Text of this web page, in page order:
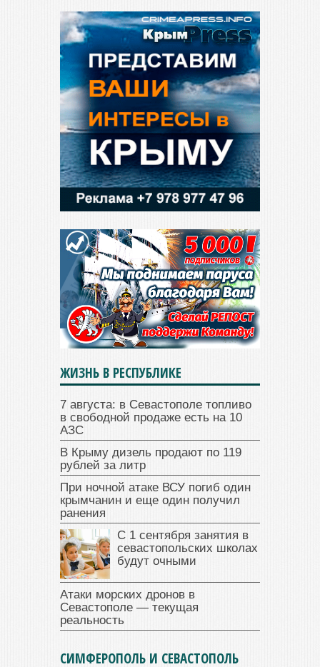
ЖИЗНЬ В РЕСПУБЛИКЕ
7 августа: в Севастополе топливо
в свободной продаже есть на 10
АЗС
В Крыму дизель продают по 119
рублей за литр
При ночной атаке ВСУ погиб один
крымчанин и еще один получил
ранения
С 1 сентября занятия в
севастопольских школах
будут очными
Атаки морских дронов в
Севастополе — текущая
реальность
СИМФЕРОПОЛЬ И СЕВАСТОПОЛЬ